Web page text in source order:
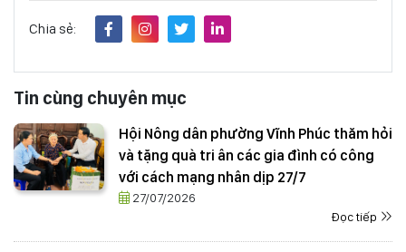
Chia sẻ:
Tin cùng chuyên mục
Hội Nông dân phường Vĩnh Phúc thăm hỏi
và tặng quà tri ân các gia đình có công
với cách mạng nhân dịp 27/7
27/07/2026
Đọc tiếp